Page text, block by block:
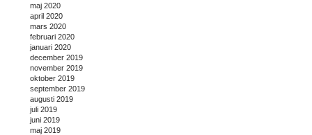
maj 2020
april 2020
mars 2020
februari 2020
januari 2020
december 2019
november 2019
oktober 2019
september 2019
augusti 2019
juli 2019
juni 2019
maj 2019